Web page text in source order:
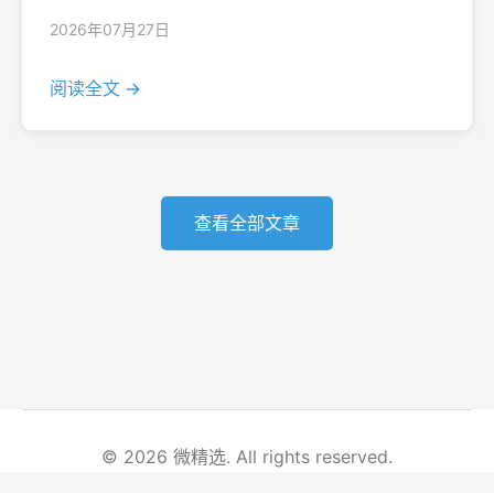
2026年07月27日
阅读全文 →
查看全部文章
© 2026 微精选. All rights reserved.